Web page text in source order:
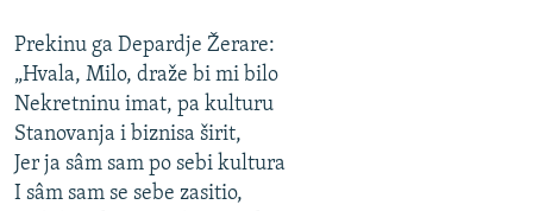
Prekinu ga Depardje Žerare:
„Hvala, Milo, draže bi mi bilo
Nekretninu imat, pa kulturu
Stanovanja i biznisa širit,
Jer ja sâm sam po sebi kultura
I sâm sam se sebe zasitio,